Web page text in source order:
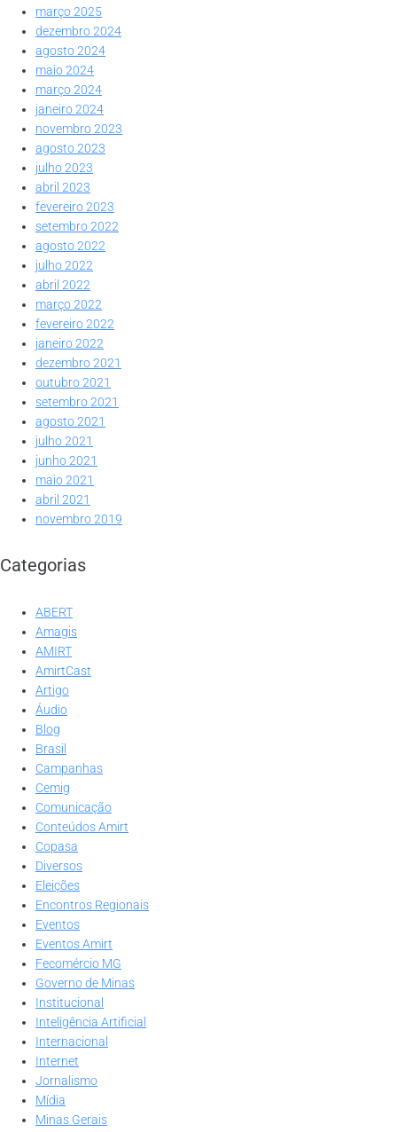
março 2025
dezembro 2024
agosto 2024
maio 2024
março 2024
janeiro 2024
novembro 2023
agosto 2023
julho 2023
abril 2023
fevereiro 2023
setembro 2022
agosto 2022
julho 2022
abril 2022
março 2022
fevereiro 2022
janeiro 2022
dezembro 2021
outubro 2021
setembro 2021
agosto 2021
julho 2021
junho 2021
maio 2021
abril 2021
novembro 2019
Categorias
ABERT
Amagis
AMIRT
AmirtCast
Artigo
Áudio
Blog
Brasil
Campanhas
Cemig
Comunicação
Conteúdos Amirt
Copasa
Diversos
Eleições
Encontros Regionais
Eventos
Eventos Amirt
Fecomércio MG
Governo de Minas
Institucional
Inteligência Artificial
Internacional
Internet
Jornalismo
Mídia
Minas Gerais